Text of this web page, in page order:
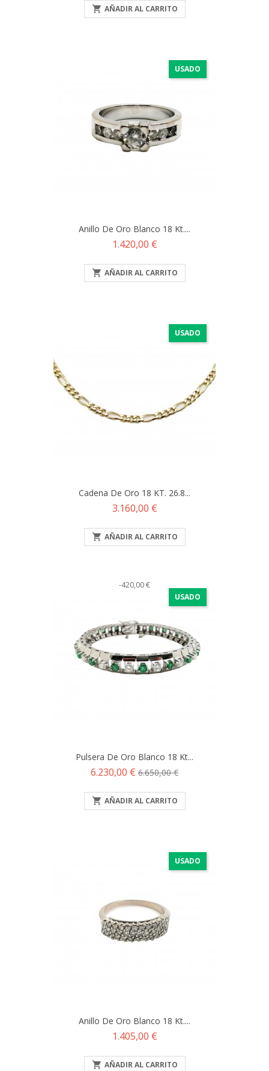
 AÑADIR AL CARRITO
USADO
Anillo De Oro Blanco 18 Kt....
Precio
1.420,00 €
 AÑADIR AL CARRITO
USADO
Cadena De Oro 18 KT. 26.8...
Precio
3.160,00 €
 AÑADIR AL CARRITO
USADO
-420,00 €
Pulsera De Oro Blanco 18 Kt...
Precio
6.230,00 € Precio
6.650,00 €
 AÑADIR AL CARRITO
USADO
Anillo De Oro Blanco 18 Kt....
Precio
1.405,00 €
 AÑADIR AL CARRITO